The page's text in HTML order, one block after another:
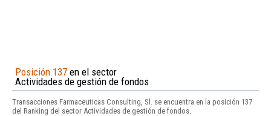
Posición 137 en el sector
Actividades de gestión de fondos
Transacciones Farmaceuticas Consulting, Sl. se encuentra en la posición 137
del Ranking del sector Actividades de gestión de fondos.